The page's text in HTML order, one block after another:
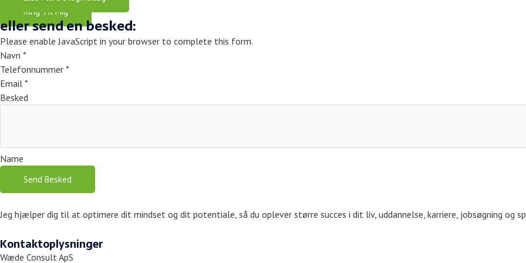
Ring Til Mig
eller send en besked:
Please enable JavaScript in your browser to complete this form.
Navn *
Telefonnummer *
Email *
Besked
Name
Send Besked
Jeg hjælper dig til at optimere dit mindset og dit potentiale, så du oplever større succes i dit liv, uddannelse, karriere, jobsøgning og
Kontaktoplysninger
Wæde Consult ApS